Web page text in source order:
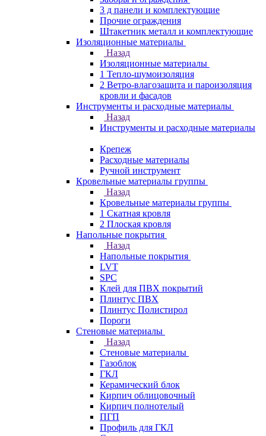
3 д панели и комплектующие
Прочие ограждения
Штакетник металл и комплектующие
Изоляционные материалы
Назад
Изоляционные материалы
1 Тепло-шумоизоляция
2 Ветро-влагозащита и пароизоляция
кровли и фасадов
Инструменты и расходные материалы
Назад
Инструменты и расходные материалы
Крепеж
Расходные материалы
Ручной инструмент
Кровельные материалы группы
Назад
Кровельные материалы группы
1 Скатная кровля
2 Плоская кровля
Напольные покрытия
Назад
Напольные покрытия
LVT
SPC
Клей для ПВХ покрытий
Плинтус ПВХ
Плинтус Полистирол
Пороги
Стеновые материалы
Назад
Стеновые материалы
Газоблок
ГКЛ
Керамический блок
Кирпич облицовочный
Кирпич полнотелый
ПГП
Профиль для ГКЛ